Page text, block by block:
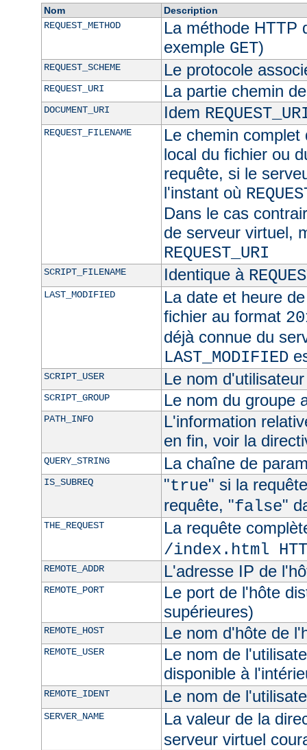
Nom
Description
REQUEST_METHOD
La méthode HTTP
exemple GET)
REQUEST_SCHEME Le protocole
REQUEST_URI La partie chemin
DOCUMENT_URI Idem
REQUEST_FILENAME
Le chemin
local du fichier ou
requête, si le
l'instant où
Dans le cas
de serveur virtuel,
REQUEST_URI
SCRIPT_FILENAME Identique à
LAST_MODIFIED
La date et heure
fichier au format
déjà connue du
LAST_MODIFIED
SCRIPT_USER Le nom
SCRIPT_GROUP Le nom du groupe
PATH_INFO
L'information
en fin, voir la
QUERY_STRING La chaîne de
IS_SUBREQ "true" si la
requête, "false"
THE_REQUEST
La requête
/index.html
REMOTE_ADDR L'adresse IP de
REMOTE_PORT
Le port de l'hôte
supérieures)
REMOTE_HOST Le nom d'hôte de
REMOTE_USER
Le nom de
disponible à
REMOTE_IDENT Le nom de
SERVER_NAME
La valeur de la
serveur virtuel